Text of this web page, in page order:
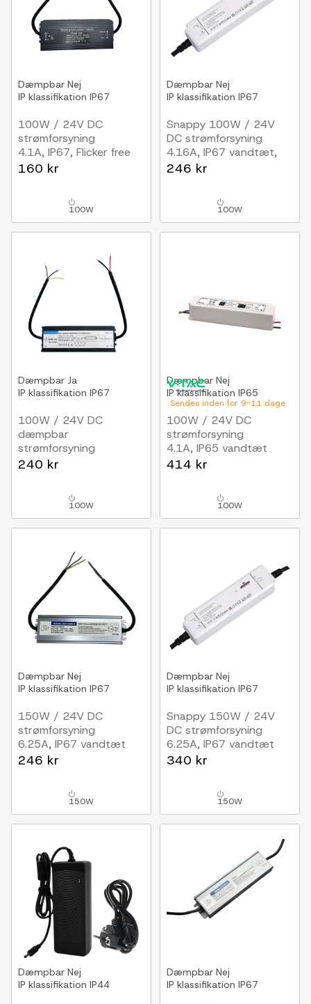
Dæmpbar Nej
IP klassifikation IP67
100W / 24V DC
strømforsyning
4.1A, IP67, Flicker free
160 kr
100W
Dæmpbar Nej
IP klassifikation IP67
Snappy 100W / 24V
DC strømforsyning
4.16A, IP67 vandtæt,
Vandtæt
246 kr
100W
Dæmpbar Ja
IP klassifikation IP67
100W / 24V DC
dæmpbar
strømforsyning
4.17A, IP67, Triac
240 kr
100W
Sendes inden for 9-11 dage
Dæmpbar Nej
IP klassifikation IP65
100W / 24V DC
strømforsyning
4.1A, IP65 vandtæt
414 kr
100W
Dæmpbar Nej
IP klassifikation IP67
150W / 24V DC
strømforsyning
6.25A, IP67 vandtæt
246 kr
150W
Dæmpbar Nej
IP klassifikation IP67
Snappy 150W / 24V
DC strømforsyning
6.25A, IP67 vandtæt
340 kr
150W
Dæmpbar Nej
IP klassifikation IP44
Dæmpbar Nej
IP klassifikation IP67